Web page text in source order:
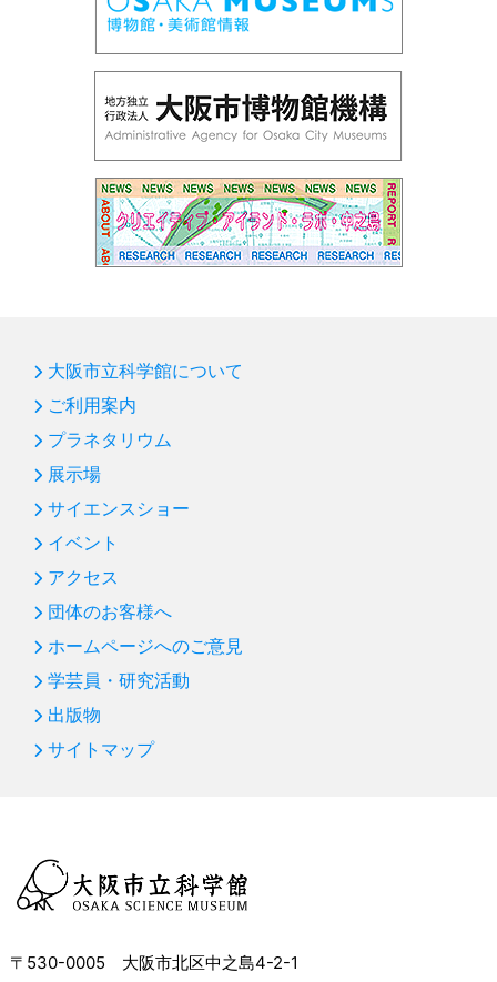
大阪市立科学館について
ご利用案内
プラネタリウム
展示場
サイエンスショー
イベント
アクセス
団体のお客様へ
ホームページへのご意見
学芸員・研究活動
出版物
サイトマップ
〒530-0005 大阪市北区中之島4-2-1